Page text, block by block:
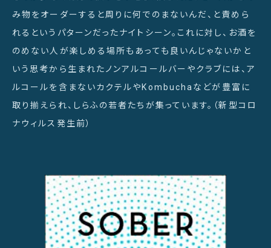
み物をオーダーすると周りに何でのまないんだ、と責めら
れるというパターンだったナイトシーン。これに対し、お酒を
のめない人が楽しめる場所もあっても良いんじゃないかと
いう思考から生まれたノンアルコールバーやクラブには、ア
ルコールを含まないカクテルやKombuchaなどが豊富に
取り揃えられ、しらふの若者たちが集っています。（新型コロ
ナウィルス発生前）